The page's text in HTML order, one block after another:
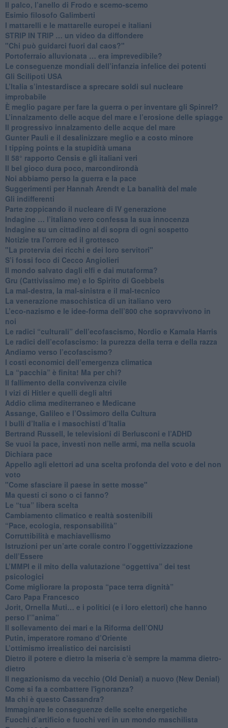
​Il palco, l’anello di Frodo e scemo-scemo
Esimio filosofo Galimberti
​I mattarelli e le mattarelle europei e italiani
​STRIP IN TRIP … un video da diffondere
"Chi può guidarci fuori dal caos?"
​Portoferraio alluvionata … era imprevedibile?
Le conseguenze mondiali dell’infanzia infelice dei potenti
​Gli Scilipoti USA
L’Italia s’intestardisce a sprecare soldi sul nucleare
improbabile
È meglio pagare per fare la guerra o per inventare gli Spinrel?
​L’innalzamento delle acque del mare e l’erosione delle spiagge
​Il progressivo innalzamento delle acque del mare
​Gunter Pauli e il desalinizzare meglio e a costo minore
I tipping points e la stupidità umana
​Il 58° rapporto Censis e gli italiani veri
​Il bel gioco dura poco, marcondirondà
Noi abbiamo perso la guerra e la pace
Suggerimenti per Hannah Arendt e La banalità del male
​Gli indifferenti
Parte zoppicando il nucleare di IV generazione
​Indagine … l’italiano vero confessa la sua innocenza
Indagine su un cittadino al di sopra di ogni sospetto
Notizie tra l'orrore ed il grottesco
"La protervia dei ricchi e dei loro servitori"
S’i fossi foco di Cecco Angiolieri
​Il mondo salvato dagli elfi e dai mutaforma?
Gru (Cattivissimo me) e lo Spirito di Goebbels
​La mal-destra, la mal-sinistra e il mal-tecnico
​La venerazione masochistica di un italiano vero
​L’eco-nazismo e le idee-forma dell’800 che sopravvivono in
noi
​Le radici “culturali” dell’ecofascismo, Nordio e Kamala Harris
Le radici dell’ecofascismo: la purezza della terra e della razza
Andiamo verso l’ecofascismo?
I costi economici dell’emergenza climatica
​La “pacchia” è finita! Ma per chi?
​Il fallimento della convivenza civile
​I vizi di Hitler e quelli degli altri
Addio clima mediterraneo e Medicane
​Assange, Galileo e l’Ossimoro della Cultura
​I bulli d’Italia e i masochisti d’Italia
​Bertrand Russell, le televisioni di Berlusconi e l’ADHD
​Se vuoi la pace, investi non nelle armi, ma nella scuola
​Dichiara pace
​Appello agli elettori ad una scelta profonda del voto e del non
voto
"Come sfasciare il paese in sette mosse"
​Ma questi ci sono o ci fanno?
​Le “tua” libera scelta
Cambiamento climatico e realtà sostenibili
“Pace, ecologia, responsabilità”
​Corruttibilità e machiavellismo
Istruzioni per un’arte corale contro l’oggettivizzazione
dell’Essere
​L’MMPI e il mito della valutazione “oggettiva” dei test
psicologici
Come migliorare la proposta “pace terra dignità”
Caro Papa Francesco
​Jorit, Ornella Muti… e i politici (e i loro elettori) che hanno
perso l’”anima”
​Il sollevamento dei mari e la Riforma dell’ONU
Putin, imperatore romano d’Oriente
​L’ottimismo irrealistico dei narcisisti
​Dietro il potere e dietro la miseria c’è sempre la mamma dietro-
dietro
Il negazionismo da vecchio (Old Denial) a nuovo (New Denial)
Come si fa a combattere l'ignoranza?
Ma chi è questo Cassandra?
Immaginare le conseguenze delle scelte energetiche
​Fuochi d’artificio e fuochi veri in un mondo maschilista